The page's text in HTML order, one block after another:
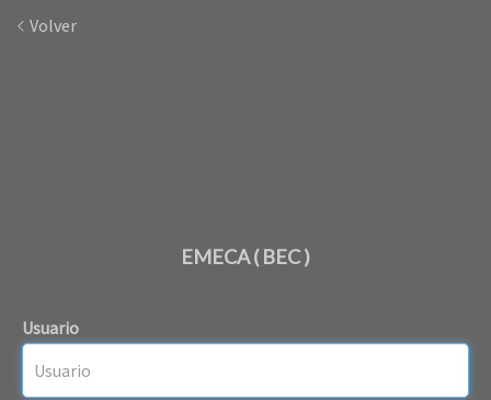
Volver
EMECA ( BEC )
Usuario